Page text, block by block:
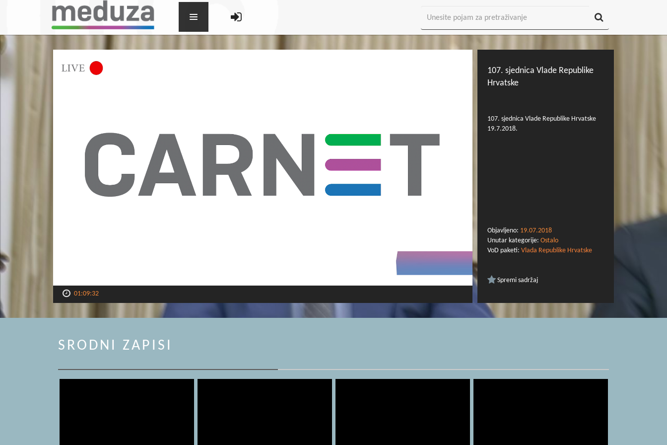
01:09:32
107. sjednica Vlade Republike
Hrvatske
107. sjednica Vlade Republike Hrvatske
19.7.2018.
Objavljeno: 19.07.2018
Unutar kategorije: Ostalo
VoD paketi: Vlada Republike Hrvatske
Spremi sadržaj
SRODNI ZAPISI